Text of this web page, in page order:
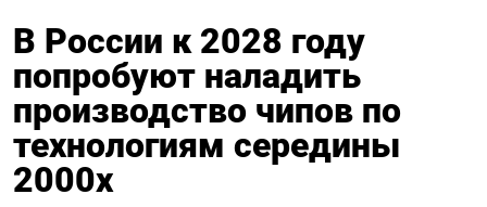
В России к 2028 году
попробуют наладить
производство чипов по
технологиям середины
2000х